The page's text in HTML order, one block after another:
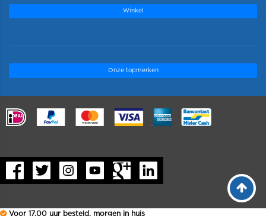
Winkel
Onze topmerken
.
Voor 17.00 uur besteld, morgen in huis